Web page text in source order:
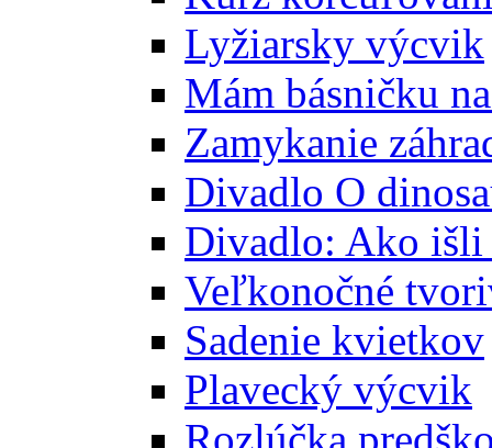
Lyžiarsky výcvik
Mám básničku
Zamykanie
Divadlo O
Divadlo: Ako
Veľkonočné
Sadenie kvietkov
Plavecký výcvik
Rozlúčka